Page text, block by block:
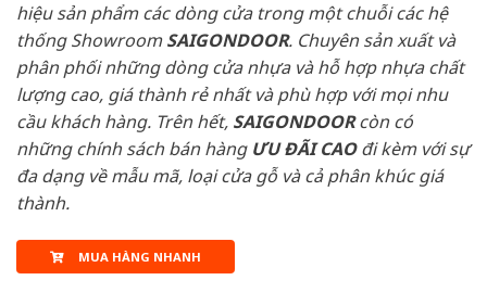
hiệu sản phẩm các dòng cửa trong một chuỗi các hệ
thống ShowroomSAIGONDOOR. Chuyên sản xuất và
phân phối những dòng cửa nhựa và hỗ hợp nhựa chất
lượng cao, giá thành rẻ nhất và phù hợp với mọi nhu
cầu khách hàng. Trên hết, SAIGONDOORcòn có
những chính sách bán hàng ƯU ĐÃI CAOđi kèm với sự
đa dạng về mẫu mã, loại cửa gỗ và cả phân khúc giá
thành.
MUA HÀNG NHANH